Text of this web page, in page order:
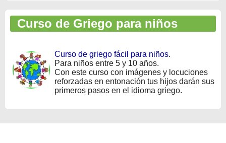
Curso de Griego para niños
Curso de griego fácil para niños.
Para niños entre 5 y 10 años.
Con este curso con imágenes y locuciones
reforzadas en entonación tus hijos darán sus
primeros pasos en el idioma griego.